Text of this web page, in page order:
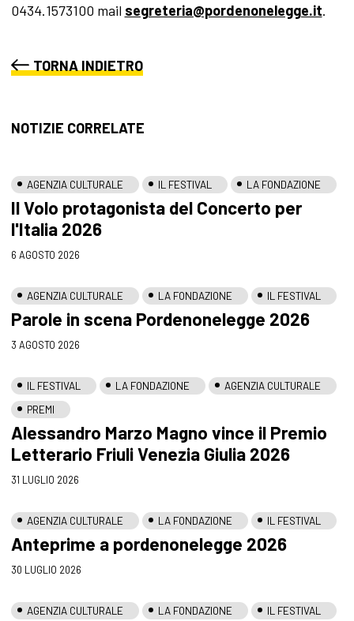
0434.1573100 mail segreteria@pordenonelegge.it.
TORNA INDIETRO
NOTIZIE CORRELATE
AGENZIA CULTURALE IL FESTIVAL LA FONDAZIONE
Il Volo protagonista del Concerto per
l'Italia 2026
6 AGOSTO 2026
AGENZIA CULTURALE LA FONDAZIONE IL FESTIVAL
Parole in scena Pordenonelegge 2026
3 AGOSTO 2026
IL FESTIVAL LA FONDAZIONE
AGENZIA CULTURALE
PREMI
Alessandro Marzo Magno vince il Premio
Letterario Friuli Venezia Giulia 2026
31 LUGLIO 2026
AGENZIA CULTURALE LA FONDAZIONE IL FESTIVAL
Anteprime a pordenonelegge 2026
30 LUGLIO 2026
AGENZIA CULTURALE LA FONDAZIONE IL FESTIVAL